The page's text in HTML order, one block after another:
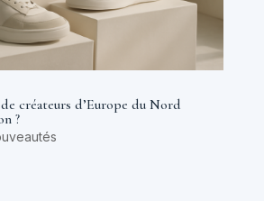
créateurs d’Europe du Nord
?